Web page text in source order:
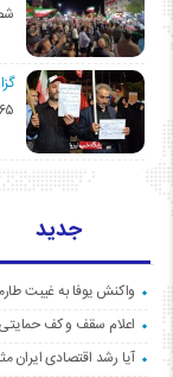
۶۵ شب از حماسه مهدیشهری ها گذشت
جدید
واکنش یوفا به غیبت
اعلام سقف و کف
آیا رشد اقتصادی